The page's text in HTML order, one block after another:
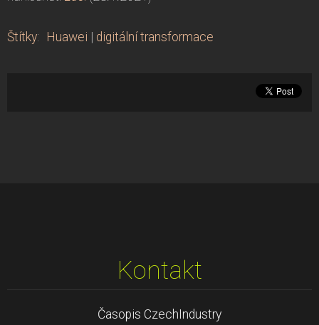
Štítky: Huawei | digitální transformace
Kontakt
Časopis CzechIndustry